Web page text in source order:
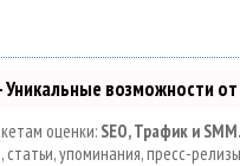
возможности от
оценки: SEO, Трафик и SMM.
упоминания, пресс-